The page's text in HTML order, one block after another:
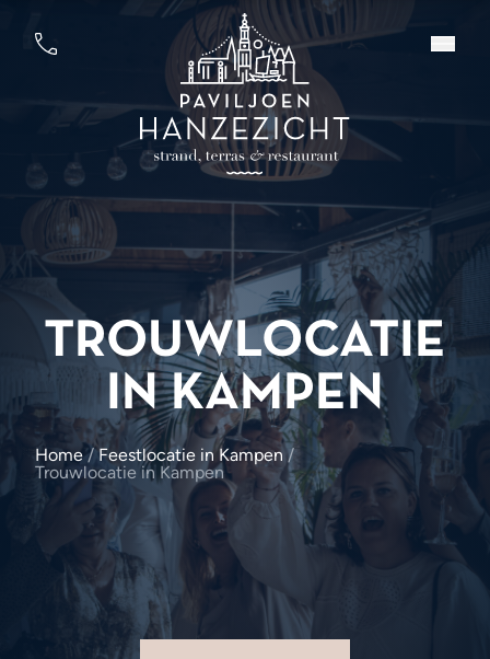
TROUWLOCATIE
IN KAMPEN
Home/Feestlocatie in Kampen /
Trouwlocatie in Kampen